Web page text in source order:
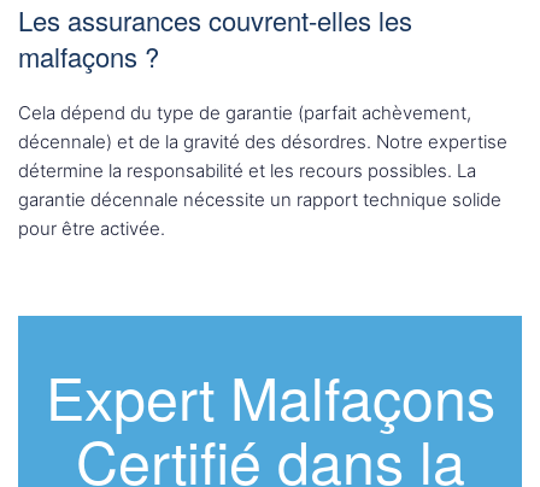
Les assurances couvrent-elles les
malfaçons ?
Cela dépend du type de garantie (parfait achèvement,
décennale) et de la gravité des désordres. Notre expertise
détermine la responsabilité et les recours possibles. La
garantie décennale nécessite un rapport technique solide
pour être activée.
Expert Malfaçons
Certifié dans la